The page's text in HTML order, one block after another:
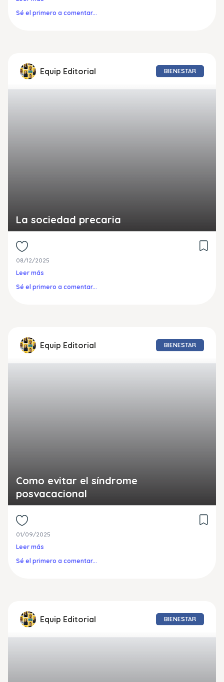
Sé el primero a comentar...
La sociedad precaria
08/12/2025
Leer más
BIENESTAR
Equip Editorial
Sé el primero a comentar...
Como evitar el síndrome
posvacacional
01/09/2025
Leer más
BIENESTAR
Equip Editorial
Sé el primero a comentar...
BIENESTAR
Equip Editorial